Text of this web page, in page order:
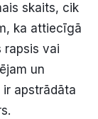
skaits, cik
ka attiecīgā
vai
un
ir apstrādāta